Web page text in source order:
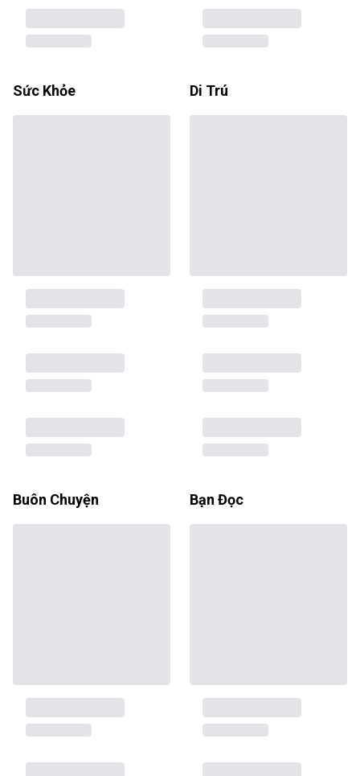
Sức Khỏe Di Trú
Buôn Chuyện Bạn Đọc